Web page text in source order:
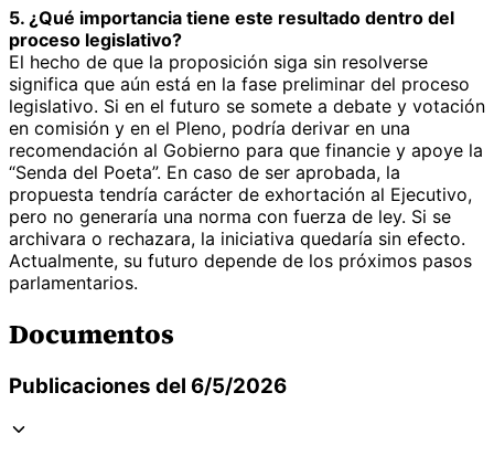
5. ¿Qué importancia tiene este resultado dentro del
proceso legislativo?
El hecho de que la proposición siga sin resolverse
significa que aún está en la fase preliminar del proceso
legislativo. Si en el futuro se somete a debate y votación
en comisión y en el Pleno, podría derivar en una
recomendación al Gobierno para que financie y apoye la
“Senda del Poeta”. En caso de ser aprobada, la
propuesta tendría carácter de exhortación al Ejecutivo,
pero no generaría una norma con fuerza de ley. Si se
archivara o rechazara, la iniciativa quedaría sin efecto.
Actualmente, su futuro depende de los próximos pasos
parlamentarios.
Documentos
Publicaciones del 6/5/2026